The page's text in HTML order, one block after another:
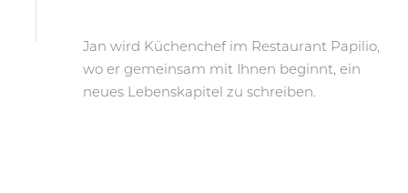
Jan wird Küchenchef im Restaurant Papilio,
wo er gemeinsam mit Ihnen beginnt, ein
neues Lebenskapitel zu schreiben.